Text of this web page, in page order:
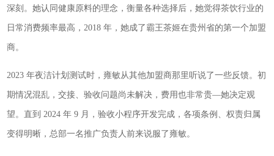
深刻。她认同健康原料的理念，衡量各种选择后，她觉得茶饮行业的
日常消费频率最高，2018 年，她成了霸王茶姬在贵州省的第一个加盟
商。
2023 年夜洁计划测试时，雍敏从其他加盟商那里听说了一些反馈。初
期情况混乱，交接、验收问题尚未解决，费用也非常贵—她决定观
望。直到 2024 年 9 月，验收小程序开发完成，各项条例、权责归属
变得明晰，总部一名推广负责人前来说服了雍敏。